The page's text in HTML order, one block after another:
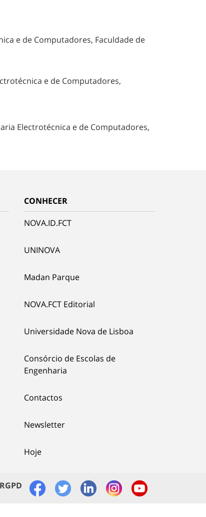
e de Computadores, Faculdade de
e de Computadores,
Electrotécnica e de Computadores,
CONHECER
NOVA.ID.FCT
UNINOVA
Madan Parque
NOVA.FCT Editorial
Universidade Nova de Lisboa
Consórcio de Escolas de
Engenharia
Contactos
Newsletter
Hoje
RGPD